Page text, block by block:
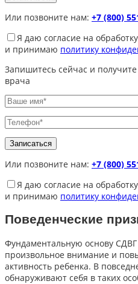
Или позвоните нам: +7 (800)
Я даю согласие на
и принимаю политику
Запишитесь сейчас и получите
врача
Или позвоните нам: +7 (800)
Я даю согласие на
и принимаю политику
Поведенческие
Фундаментальную основу СДВГ
произвольное внимание и
активность ребенка. В
обнаруживают себя в таких